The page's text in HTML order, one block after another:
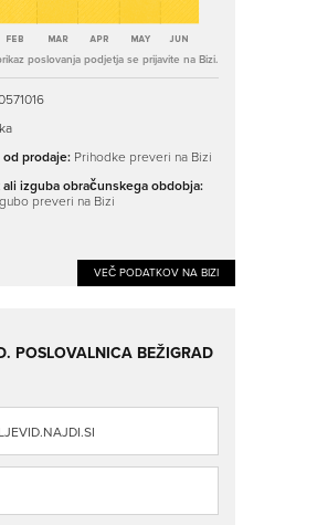
poslovanja podjetja se prijavite na Bizi.
prodaje: Prihodke preveri na Bizi
izguba obračunskega obdobja:
preveri na Bizi
VEČ PODATKOV NA BIZI
POSLOVALNICA BEŽIGRAD